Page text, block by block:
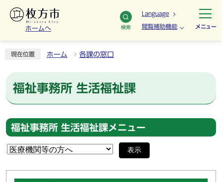
ホームへ 検索
Language
閲覧補助機能 メニュー
現在位置 ホーム 各課の窓口
福祉事務所 生活福祉課
福祉事務所 生活福祉課メニュー
表示